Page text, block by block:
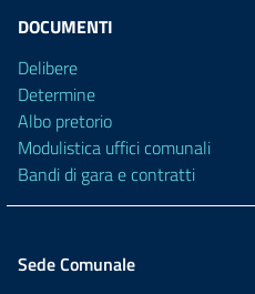
DOCUMENTI
Delibere
Determine
Albo pretorio
Modulistica uffici comunali
Bandi di gara e contratti
Sede Comunale